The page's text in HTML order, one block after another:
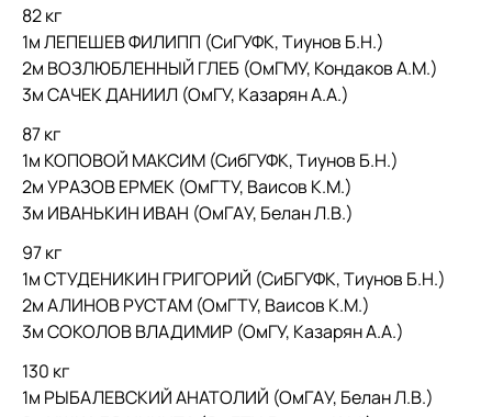
82 кг
1м ЛЕПЕШЕВ ФИЛИПП (СиГУФК, Тиунов Б.Н.)
2м ВОЗЛЮБЛЕННЫЙ ГЛЕБ (ОмГМУ, Кондаков А.М.)
3м САЧЕК ДАНИИЛ (ОмГУ, Казарян А.А.)
87 кг
1м КОПОВОЙ МАКСИМ (СибГУФК, Тиунов Б.Н.)
2м УРАЗОВ ЕРМЕК (ОмГТУ, Ваисов К.М.)
3м ИВАНЬКИН ИВАН (ОмГАУ, Белан Л.В.)
97 кг
1м СТУДЕНИКИН ГРИГОРИЙ (СиБГУФК, Тиунов Б.Н.)
2м АЛИНОВ РУСТАМ (ОмГТУ, Ваисов К.М.)
3м СОКОЛОВ ВЛАДИМИР (ОмГУ, Казарян А.А.)
130 кг
1м РЫБАЛЕВСКИЙ АНАТОЛИЙ (ОмГАУ, Белан Л.В.)